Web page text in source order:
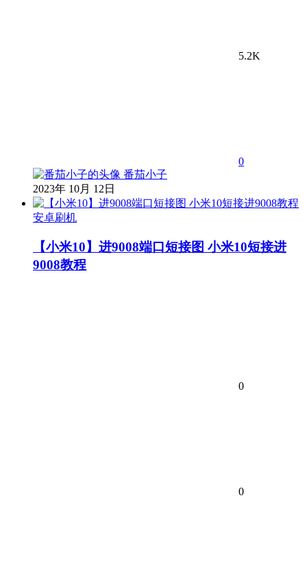
5.2K
0
番茄小子
2023年 10月 12日
安卓刷机
【小米10】进9008端口短接图 小米10短接进
9008教程
0
0